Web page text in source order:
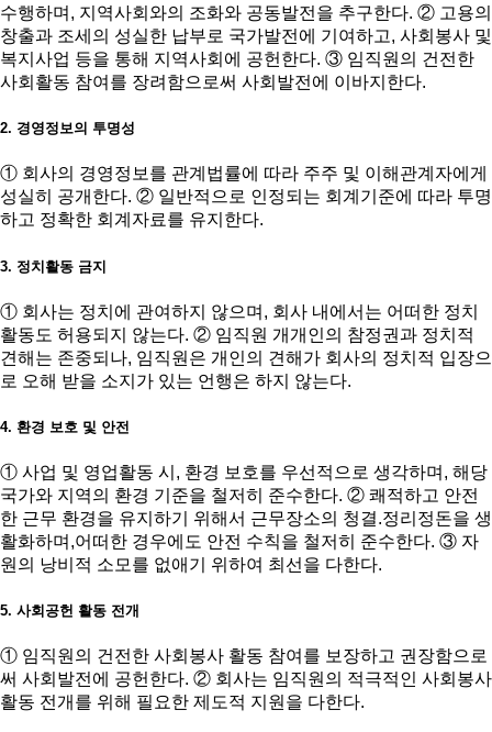
수행하며, 지역사회와의 조화와 공동발전을 추구한다. ② 고용의
창출과 조세의 성실한 납부로 국가발전에 기여하고, 사회봉사 및
복지사업 등을 통해 지역사회에 공헌한다. ③ 임직원의 건전한
사회활동 참여를 장려함으로써 사회발전에 이바지한다.
2. 경영정보의 투명성
① 회사의 경영정보를 관계법률에 따라 주주 및 이해관계자에게
성실히 공개한다. ② 일반적으로 인정되는 회계기준에 따라 투명
하고 정확한 회계자료를 유지한다.
3. 정치활동 금지
① 회사는 정치에 관여하지 않으며, 회사 내에서는 어떠한 정치
활동도 허용되지 않는다. ② 임직원 개개인의 참정권과 정치적
견해는 존중되나, 임직원은 개인의 견해가 회사의 정치적 입장으
로 오해 받을 소지가 있는 언행은 하지 않는다.
4. 환경 보호 및 안전
① 사업 및 영업활동 시, 환경 보호를 우선적으로 생각하며, 해당
국가와 지역의 환경 기준을 철저히 준수한다. ② 쾌적하고 안전
한 근무 환경을 유지하기 위해서 근무장소의 청결.정리정돈을 생
활화하며,어떠한 경우에도 안전 수칙을 철저히 준수한다. ③ 자
원의 낭비적 소모를 없애기 위하여 최선을 다한다.
5. 사회공헌 활동 전개
① 임직원의 건전한 사회봉사 활동 참여를 보장하고 권장함으로
써 사회발전에 공헌한다. ② 회사는 임직원의 적극적인 사회봉사
활동 전개를 위해 필요한 제도적 지원을 다한다.